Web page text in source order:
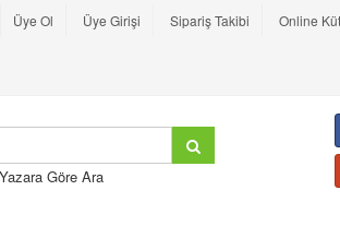
Üye Ol Üye Girişi Sipariş Takibi Online
Yazara Göre Ara